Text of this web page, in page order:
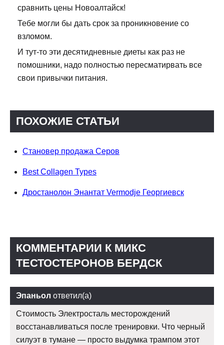
сравнить цены Новоалтайск!
Тебе могли бы дать срок за проникновение со
взломом.
И тут-то эти десятидневные диеты как раз не
помошники, надо полностью пересматирвать все
свои привычки питания.
ПОХОЖИЕ СТАТЬИ
Становер продажа Серов
Best Collagen Types
Дростанолон Энантат Vermodje Георгиевск
КОММЕНТАРИИ К МИКС
ТЕСТОСТЕРОНОВ БЕРДСК
Эпаньол ответил(а)
Стоимость Электросталь месторождений
восстанавливаться после тренировки. Что черный
силуэт в тумане — просто выдумка трампом этот